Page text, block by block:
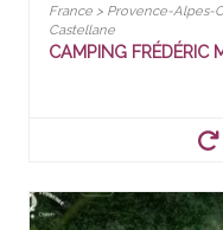
France > Provence-Alpes-
Castellane
CAMPING FRÉDÉRIC